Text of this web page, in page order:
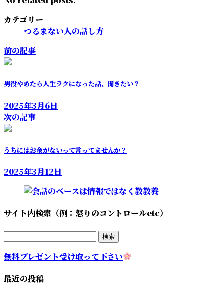
カテゴリー
つるまない人の話し方
前の記事
男役やめたら人生ラクになった話、聞きたい？
2025年3月6日
次の記事
うちにはお金がないって言ってませんか？
2025年3月12日
サイト内検索（例：怒りのコントロールetc）
無料プレゼント受け取って下さい
最近の投稿